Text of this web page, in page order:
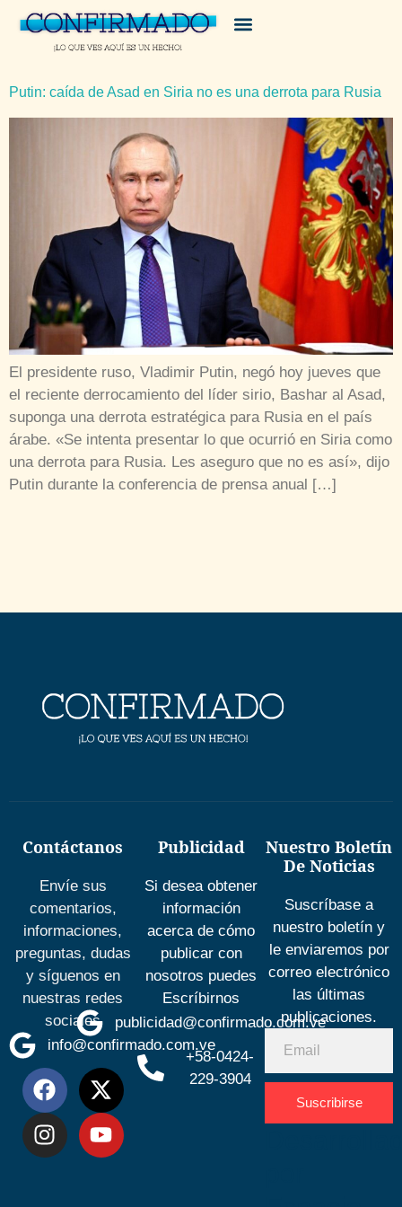
Putin: caída de Asad en Siria no es una derrota para Rusia
El presidente ruso, Vladimir Putin, negó hoy jueves que
el reciente derrocamiento del líder sirio, Bashar al Asad,
suponga una derrota estratégica para Rusia en el país
árabe. «Se intenta presentar lo que ocurrió en Siria como
una derrota para Rusia. Les aseguro que no es así», dijo
Putin durante la conferencia de prensa anual […]
Contáctanos
Envíe sus
comentarios,
informaciones,
preguntas, dudas
y síguenos en
nuestras redes
sociales
info@confirmado.com.ve
Publicidad
Si desea obtener
información
acerca de cómo
publicar con
nosotros puedes
Escríbirnos
publicidad@confirmado.com.ve
+58-0424-
229-3904
Nuestro Boletín
De Noticias
Suscríbase a
nuestro boletín y
le enviaremos por
correo electrónico
las últimas
publicaciones.
Suscribirse